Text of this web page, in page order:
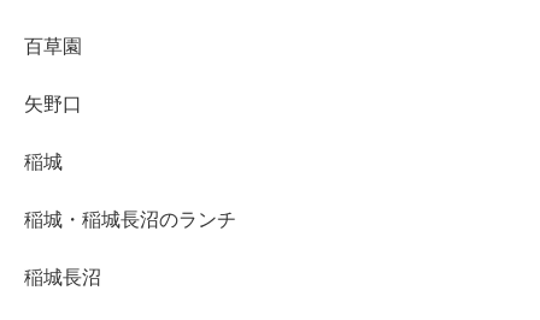
百草園
矢野口
稲城
稲城・稲城長沼のランチ
稲城長沼